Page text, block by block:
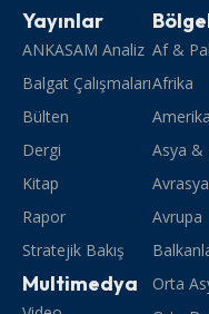
Yayınlar
ANKASAM Analiz
Balgat Çalışmaları
Bülten
Dergi
Kitap
Rapor
Stratejik Bakış
Multimedya
Af &
Afrika
Asya &
Avrasya
Avrupa
Orta